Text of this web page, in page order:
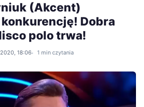
(Akcent)
konkurencję! Dobra
polo trwa!
18:06
1 min czytania